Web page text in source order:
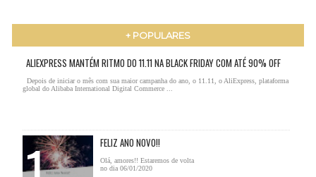
+ POPULARES
ALIEXPRESS MANTÉM RITMO DO 11.11 NA BLACK FRIDAY COM ATÉ 90% OFF
Depois de iniciar o mês com sua maior campanha do ano, o 11.11, o AliExpress, plataforma
global do Alibaba International Digital Commerce ...
FELIZ ANO NOVO!!
Olá, amores!! Estaremos de volta
no dia 06/01/2020